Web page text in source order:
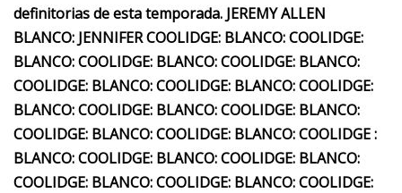
definitorias de esta temporada. JEREMY ALLEN
BLANCO: JENNIFER COOLIDGE: BLANCO: COOLIDGE:
BLANCO: COOLIDGE: BLANCO: COOLIDGE: BLANCO:
COOLIDGE: BLANCO: COOLIDGE: BLANCO: COOLIDGE:
BLANCO: COOLIDGE: BLANCO: COOLIDGE: BLANCO:
COOLIDGE: BLANCO: COOLIDGE: BLANCO: COOLIDGE :
BLANCO: COOLIDGE: BLANCO: COOLIDGE: BLANCO:
COOLIDGE: BLANCO: COOLIDGE: BLANCO: COOLIDGE: